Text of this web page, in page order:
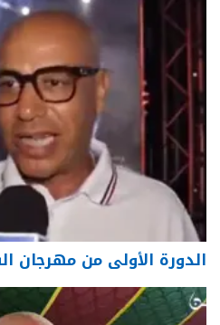
الدورة الأولى من مهرجان